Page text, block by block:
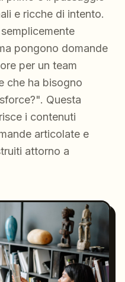
e ricche di intento.
pongono domande
per un team
che ha bisogno
Questa
i contenuti
articolate e
attorno a